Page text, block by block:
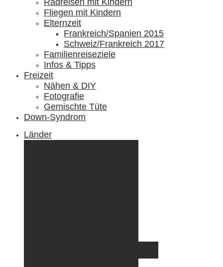
Radreisen mit Kindern
Fliegen mit Kindern
Elternzeit
Frankreich/Spanien 2015
Schweiz/Frankreich 2017
Familienreiseziele
Infos & Tipps
Freizeit
Nähen & DIY
Fotografie
Gemischte Tüte
Down-Syndrom
Länder